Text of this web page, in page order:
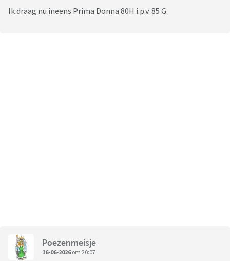
Ik draag nu ineens Prima Donna 80H i.p.v. 85 G.
Poezenmeisje
16-06-2026om 20:07